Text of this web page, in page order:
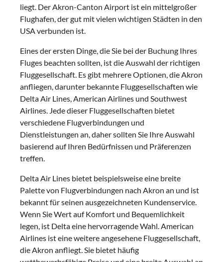
liegt. Der Akron-Canton Airport ist ein mittelgroßer
Flughafen, der gut mit vielen wichtigen Städten in den
USA verbunden ist.
Eines der ersten Dinge, die Sie bei der Buchung Ihres
Fluges beachten sollten, ist die Auswahl der richtigen
Fluggesellschaft. Es gibt mehrere Optionen, die Akron
anfliegen, darunter bekannte Fluggesellschaften wie
Delta Air Lines, American Airlines und Southwest
Airlines. Jede dieser Fluggesellschaften bietet
verschiedene Flugverbindungen und
Dienstleistungen an, daher sollten Sie Ihre Auswahl
basierend auf Ihren Bedürfnissen und Präferenzen
treffen.
Delta Air Lines bietet beispielsweise eine breite
Palette von Flugverbindungen nach Akron an und ist
bekannt für seinen ausgezeichneten Kundenservice.
Wenn Sie Wert auf Komfort und Bequemlichkeit
legen, ist Delta eine hervorragende Wahl. American
Airlines ist eine weitere angesehene Fluggesellschaft,
die Akron anfliegt. Sie bietet häufig